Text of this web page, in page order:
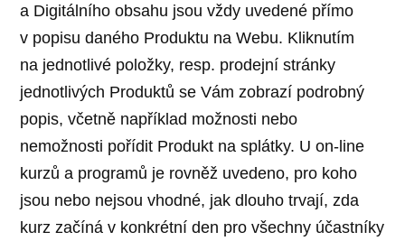
a Digitálního obsahu jsou vždy uvedené přímo
v popisu daného Produktu na Webu. Kliknutím
na jednotlivé položky, resp. prodejní stránky
jednotlivých Produktů se Vám zobrazí podrobný
popis, včetně například možnosti nebo
nemožnosti pořídit Produkt na splátky. U on-line
kurzů a programů je rovněž uvedeno, pro koho
jsou nebo nejsou vhodné, jak dlouho trvají, zda
kurz začíná v konkrétní den pro všechny účastníky